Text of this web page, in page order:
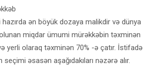
ən böyük dozaya malikdir və dünya
miqdar ümumi mürəkkəbin təxminən
yerli olaraq təxminən 70% -ə çatır. İstifadə
əsasən aşağıdakıları nəzərə alır.